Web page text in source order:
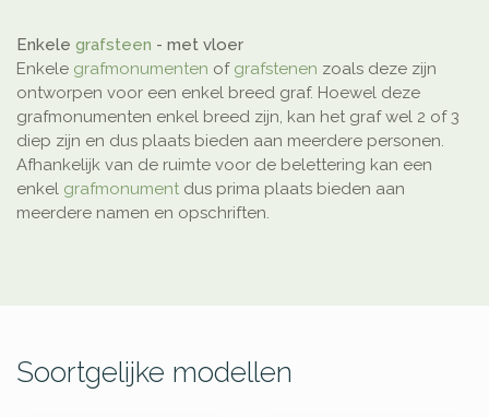
Enkele grafsteen - met vloer
Enkele grafmonumenten of grafstenen zoals deze zijn
ontworpen voor een enkel breed graf. Hoewel deze
grafmonumenten enkel breed zijn, kan het graf wel 2 of 3
diep zijn en dus plaats bieden aan meerdere personen.
Afhankelijk van de ruimte voor de belettering kan een
enkel grafmonument dus prima plaats bieden aan
meerdere namen en opschriften.
Soortgelijke modellen